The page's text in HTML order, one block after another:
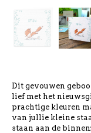
Dit gevouwen
lief met het
prachtige kleuren
van jullie kleine
staan aan de